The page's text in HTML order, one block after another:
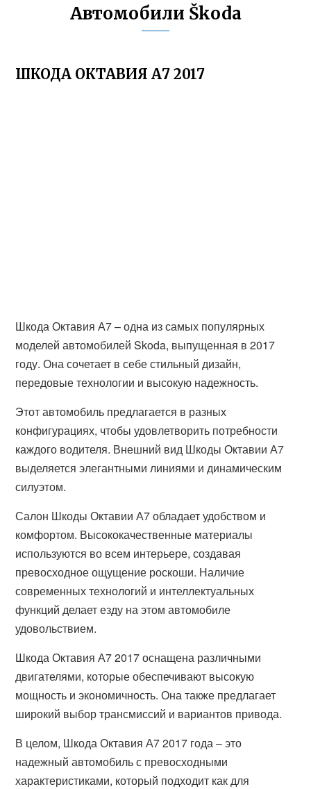
Автомобили Škoda
ШКОДА ОКТАВИЯ А7 2017
Шкода Октавия А7 – одна из самых популярных
моделей автомобилей Skoda, выпущенная в 2017
году. Она сочетает в себе стильный дизайн,
передовые технологии и высокую надежность.
Этот автомобиль предлагается в разных
конфигурациях, чтобы удовлетворить потребности
каждого водителя. Внешний вид Шкоды Октавии А7
выделяется элегантными линиями и динамическим
силуэтом.
Салон Шкоды Октавии А7 обладает удобством и
комфортом. Высококачественные материалы
используются во всем интерьере, создавая
превосходное ощущение роскоши. Наличие
современных технологий и интеллектуальных
функций делает езду на этом автомобиле
удовольствием.
Шкода Октавия А7 2017 оснащена различными
двигателями, которые обеспечивают высокую
мощность и экономичность. Она также предлагает
широкий выбор трансмиссий и вариантов привода.
В целом, Шкода Октавия А7 2017 года – это
надежный автомобиль с превосходными
характеристиками, который подходит как для